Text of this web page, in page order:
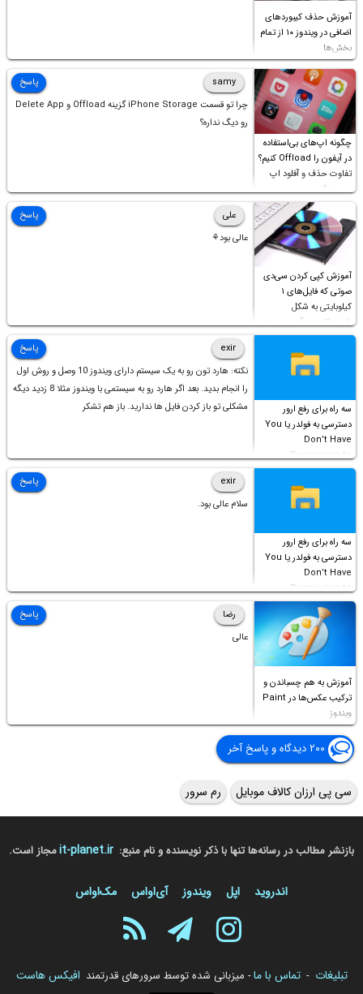
آموزش حذف کیبوردهای
اضافی در ویندوز ۱۰ از تمام
بخش‌ها
چگونه اپ‌های بی‌استفاده
در آیفون را Offload کنیم؟
تفاوت حذف و آفلود اپ
چیست؟
samy
چرا تو قسمت iPhone Storage گزینه Offload و Delete App
رو دیگ نداره؟
پاسخ
آموزش کپی کردن سی‌دی
صوتی که فایل‌های ۱
کیلوبایتی به شکل
شورت‌کات در آن موجود
است!
علی
عالی بود⚘
پاسخ
سه راه برای رفع ارور
دسترسی به فولدر یا You
Don’t Have
Permission to
Access this folder
exir
نکته: هارد تون رو به یک سیستم دارای ویندوز 10 وصل و روش اول
را انجام بدید. بعد اگر هارد رو به سیستمی با ویندوز مثلا 8 زدید دیگه
مشکلی تو باز کردن فایل ها ندارید. باز هم تشکر
پاسخ
سه راه برای رفع ارور
دسترسی به فولدر یا You
Don’t Have
Permission to
Access this folder
exir
سلام عالی بود.
پاسخ
آموزش به هم چسباندن و
ترکیب عکس‌ها در Paint
ویندوز
رضا
عالی
پاسخ
۲۰۰ دیدگاه و پاسخ آخر
سی پی ارزان کالاف موبایل رم سرور
بازنشر مطالب در رسانه‌ها تنها با ذکر نویسنده و نام منبع: it-planet.irمجاز است.
اندروید اپل ویندوز آی‌او‌اس مک‌او‌اس
تبلیغات - تماس با ما- میزبانی شده توسط سرورهای قدرتمند افیکس هاست